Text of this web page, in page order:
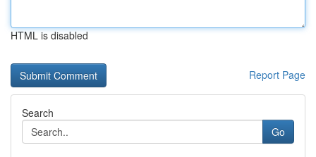
HTML is disabled
Report Page
Search
Go